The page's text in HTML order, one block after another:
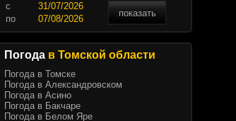
c
показать
по
Погода в Томской области
Погода в Томске
Погода в Александровском
Погода в Асино
Погода в Бакчаре
Погода в Белом Яре